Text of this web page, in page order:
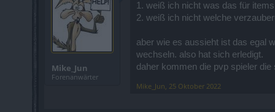
Mike_Jun
Forenanwärter
1. weiß ich nicht was das für
2. weiß ich nicht welche
aber wie es aussieht ist das egal
wechseln. also hat sich erledigt.
daher kommen die pvp spieler
Mike_Jun, 25 Oktober 2022